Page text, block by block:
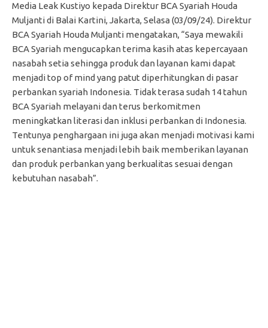
Media Leak Kustiyo kepada Direktur BCA Syariah Houda
Muljanti di Balai Kartini, Jakarta, Selasa (03/09/24). Direktur
BCA Syariah Houda Muljanti mengatakan, “Saya mewakili
BCA Syariah mengucapkan terima kasih atas kepercayaan
nasabah setia sehingga produk dan layanan kami dapat
menjadi top of mind yang patut diperhitungkan di pasar
perbankan syariah Indonesia. Tidak terasa sudah 14 tahun
BCA Syariah melayani dan terus berkomitmen
meningkatkan literasi dan inklusi perbankan di Indonesia.
Tentunya penghargaan ini juga akan menjadi motivasi kami
untuk senantiasa menjadi lebih baik memberikan layanan
dan produk perbankan yang berkualitas sesuai dengan
kebutuhan nasabah”.